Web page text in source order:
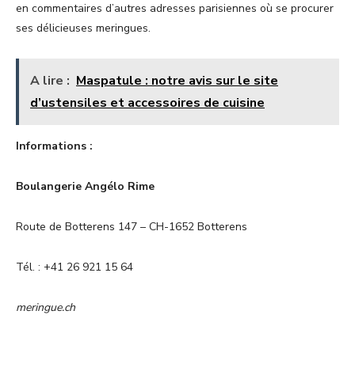
en commentaires d’autres adresses parisiennes où se procurer
ses délicieuses meringues.
A lire : Maspatule : notre avis sur le site
d’ustensiles et accessoires de cuisine
Informations :
Boulangerie Angélo Rime
Route de Botterens 147 – CH-1652 Botterens
Tél. : +41 26 921 15 64
meringue.ch